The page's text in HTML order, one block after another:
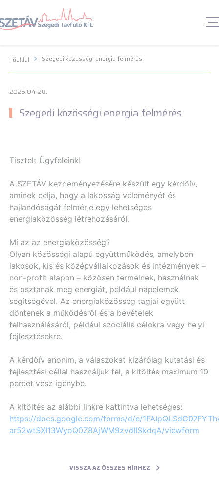
Navigációs menü segédlet
Fő Navigációs menü Fő Navigációs menü
Fő
Főoldal Szegedi közösségi energia felmérés
2025.04.28.
Szegedi közösségi energia felmérés
Tisztelt Ügyfeleink!
A SZETÁV kezdeményezésére készült egy kérdőív,
aminek célja, hogy a lakosság véleményét és
hajlandóságát felmérje egy lehetséges
energiaközösség létrehozásáról.
Mi az az energiaközösség?
Olyan közösségi alapú együttműködés, amelyben
lakosok, kis és középvállalkozások és intézmények –
non-profit alapon – közösen termelnek, használnak
és osztanak meg energiát, például napelemek
segítségével. Az energiaközösség tagjai együtt
döntenek a működésről és a bevételek
felhasználásáról, például szociális célokra vagy helyi
fejlesztésekre.
A kérdőív anonim, a válaszokat kizárólag kutatási és
fejlesztési céllal használjuk fel, a kitöltés maximum 10
percet vesz igénybe.
A kitöltés az alábbi linkre kattintva lehetséges:
https://docs.google.com/forms/d/e/
ar52wtSXI13WyoQ0Z8AjWM9zvdIISkdqA/viewform
VISSZA AZ ÖSSZES HÍRHEZ